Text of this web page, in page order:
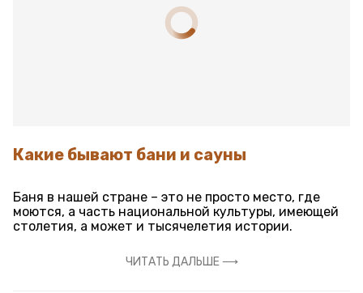
Какие бывают бани и сауны
Баня в нашей стране – это не просто место, где
моются, а часть национальной культуры, имеющей
столетия, а может и тысячелетия истории.
ЧИТАТЬ ДАЛЬШЕ ⟶